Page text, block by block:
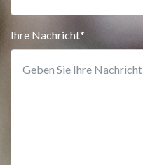
Ihre Nachricht*